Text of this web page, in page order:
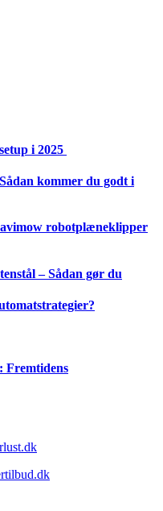
i 2025
kommer du godt i
robotplæneklipper
– Sådan gør du
Fremtidens